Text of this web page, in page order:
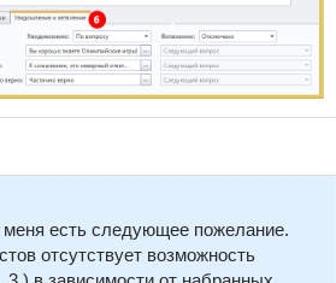
меня есть следующее пожелание.
отсутствует возможность